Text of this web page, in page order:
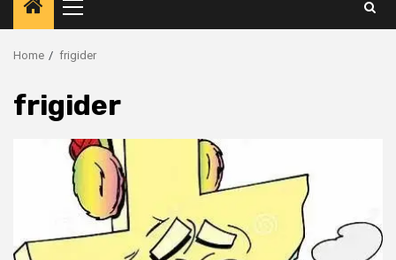
Primary
Menu
Home frigider
frigider